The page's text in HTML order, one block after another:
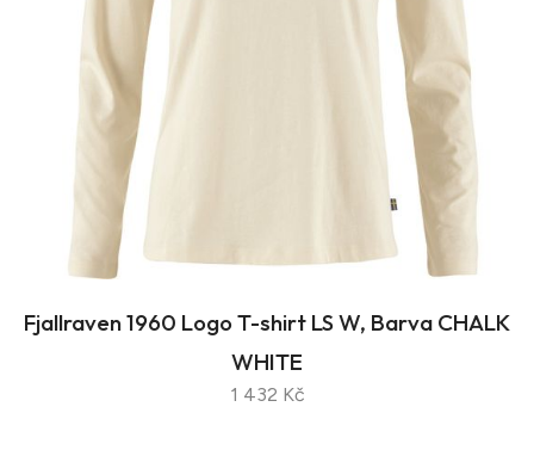
Fjallraven 1960 Logo T-shirt LS W, Barva CHALK
WHITE
1 432 Kč